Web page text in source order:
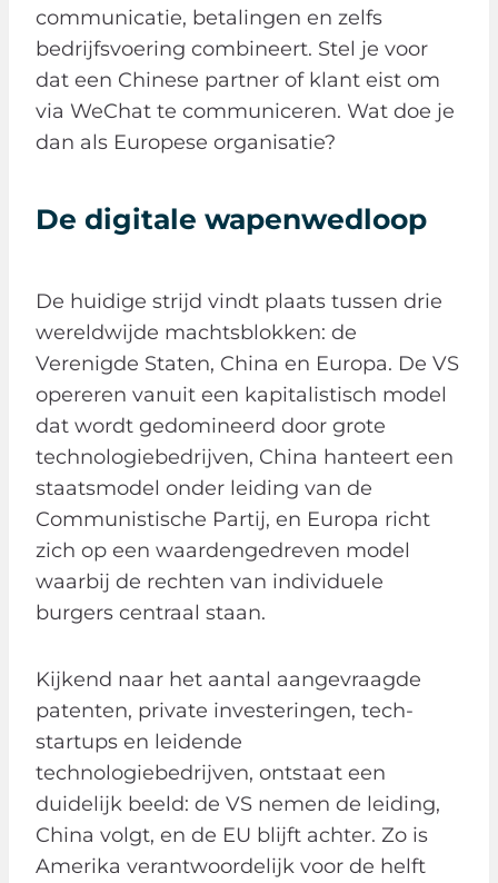
communicatie, betalingen en zelfs
bedrijfsvoering combineert. Stel je voor
dat een Chinese partner of klant eist om
via WeChat te communiceren. Wat doe je
dan als Europese organisatie?
De digitale wapenwedloop
De huidige strijd vindt plaats tussen drie
wereldwijde machtsblokken: de
Verenigde Staten, China en Europa. De VS
opereren vanuit een kapitalistisch model
dat wordt gedomineerd door grote
technologiebedrijven, China hanteert een
staatsmodel onder leiding van de
Communistische Partij, en Europa richt
zich op een waardengedreven model
waarbij de rechten van individuele
burgers centraal staan.
Kijkend naar het aantal aangevraagde
patenten, private investeringen, tech-
startups en leidende
technologiebedrijven, ontstaat een
duidelijk beeld: de VS nemen de leiding,
China volgt, en de EU blijft achter. Zo is
Amerika verantwoordelijk voor de helft